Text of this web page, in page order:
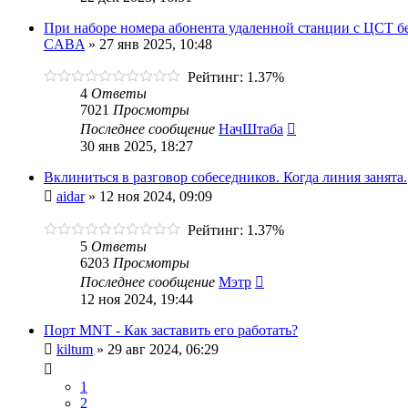
При наборе номера абонента удаленной станции с ЦСТ
CABA » 27 янв 2025, 10:48
Рейтинг: 1.37%
4 Ответы
7021 Просмотры
Последнее сообщение НачШтаба
30 янв 2025, 18:27
Вклиниться в разговор собеседников. Когда линия занята.
aidar» 12 ноя 2024, 09:09
Рейтинг: 1.37%
5 Ответы
6203 Просмотры
Последнее сообщение Мэтр
12 ноя 2024, 19:44
Порт MNT - Как заставить его работать?
kiltum » 29 авг 2024, 06:29
1
2